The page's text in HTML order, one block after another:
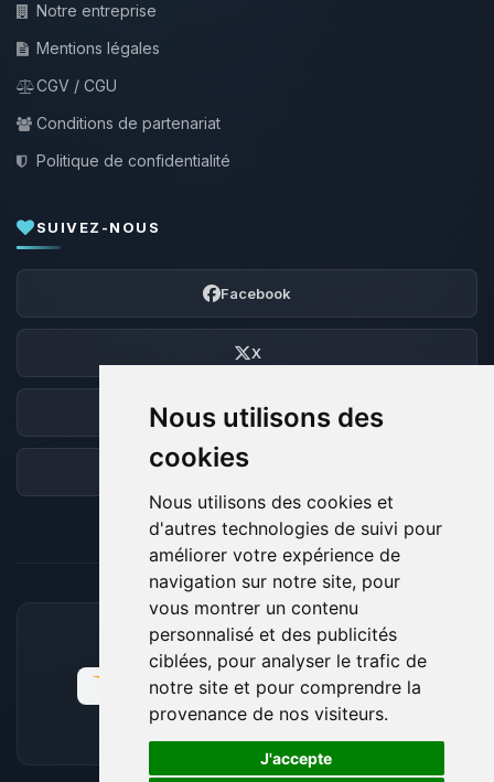
Nous utilisons des
cookies
Nous utilisons des cookies et
d'autres technologies de suivi pour
améliorer votre expérience de
navigation sur notre site, pour
vous montrer un contenu
personnalisé et des publicités
ciblées, pour analyser le trafic de
notre site et pour comprendre la
provenance de nos visiteurs.
J'accepte
Notre entreprise
Mentions légales
CGV / CGU
Conditions de partenariat
Politique de confidentialité
SUIVEZ-NOUS
Facebook
X
Discord
Forum
MOYENS DE PAIEMENT ACCEPTÉS
🍪